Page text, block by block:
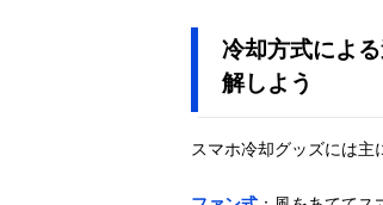
冷却方式によ
解しよう
スマホ冷却グッズには主